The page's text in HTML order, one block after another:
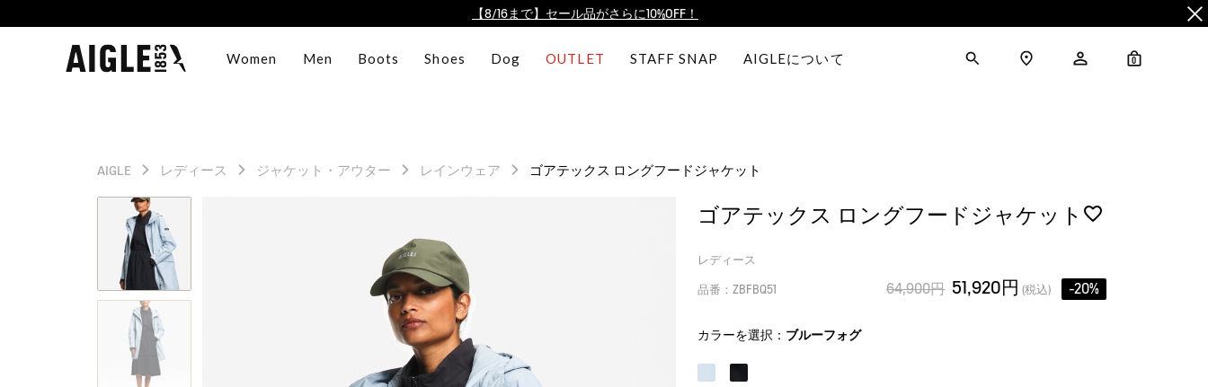
【8/16まで】セール品がさらに10%OFF！
ログイン/会員登録で送料＆返品無料
ログイン/会員登録で送料＆返品無料
Women Men Boots Shoes Dog OUTLET STAFF SNAP AIGLEについて 0
AIGLE レディース ジャケット・アウター レインウェア ゴアテックス ロングフードジャケット
ゴアテックス ロングフードジャケット
レディース
品番：ZBFBQ51 64,900円 51,920円 (税込) -20%
カラーを選択： ブルーフォグ